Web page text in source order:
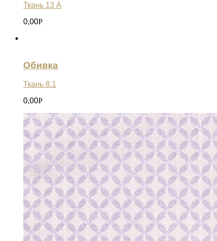
Ткань 13 А
0,00Р
Обивка
Ткань 8.1
0,00Р